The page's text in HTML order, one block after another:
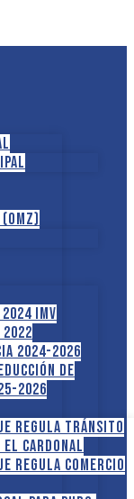
2024 IMV
2024-2026
DE
2026
regula tránsito
El Cardonal
regula comercio